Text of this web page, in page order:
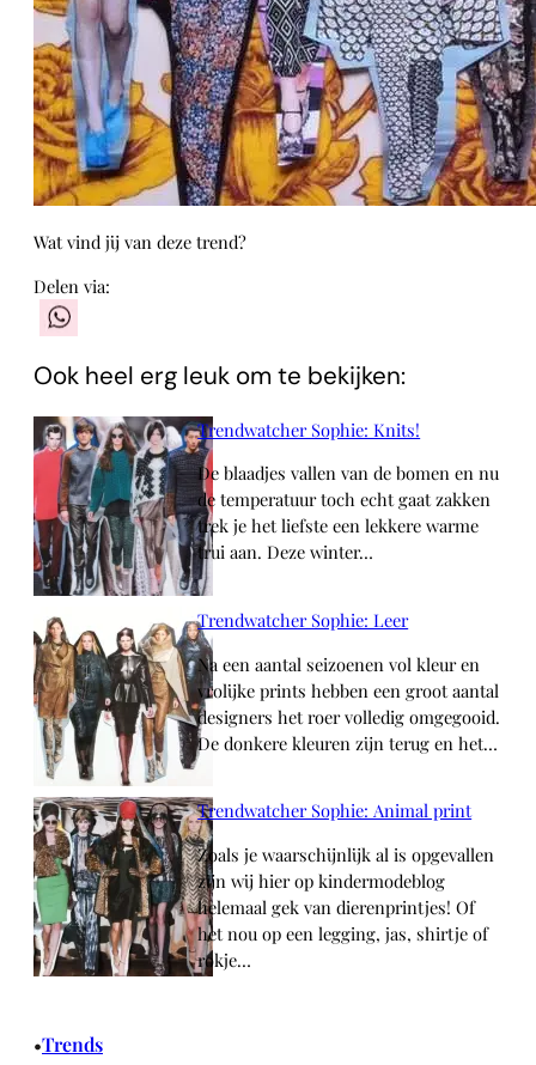
Wat vind jij van deze trend?
Delen via:
Ook heel erg leuk om te bekijken:
Trendwatcher Sophie: Knits!
De blaadjes vallen van de bomen en nu
de temperatuur toch echt gaat zakken
trek je het liefste een lekkere warme
trui aan. Deze winter…
Trendwatcher Sophie: Leer
Na een aantal seizoenen vol kleur en
vrolijke prints hebben een groot aantal
designers het roer volledig omgegooid.
De donkere kleuren zijn terug en het…
Trendwatcher Sophie: Animal print
Zoals je waarschijnlijk al is opgevallen
zijn wij hier op kindermodeblog
helemaal gek van dierenprintjes! Of
het nou op een legging, jas, shirtje of
rokje…
•Trends